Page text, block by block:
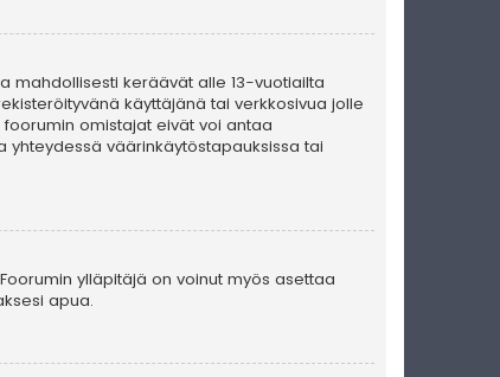
mahdollisesti keräävät alle 13-vuotiailta
käyttäjänä tai verkkosivua jolle
omistajat eivät voi antaa
yhteydessä väärinkäytöstapauksissa tai
ylläpitäjä on voinut myös asettaa
apua.